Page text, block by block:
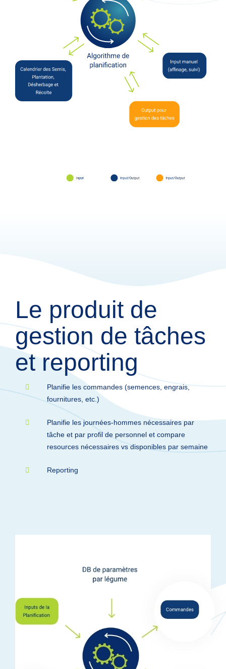
Le produit de
gestion de tâches
et reporting
Planifie les commandes (semences, engrais,
fournitures, etc.)
Planifie les journées-hommes nécessaires par
tâche et par profil de personnel et compare
resources nécessaires vs disponibles par semaine
Reporting